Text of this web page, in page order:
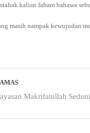
kalian faham bahawa
masih nampak kewujudan
Makrifatullah